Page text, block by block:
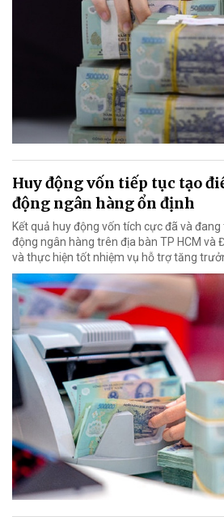
Huy động vốn tiếp tục tạo
động ngân hàng ổn định
Kết quả huy động vốn tích cực đã và
động ngân hàng trên địa bàn TP HCM và
và thực hiện tốt nhiệm vụ hỗ trợ tăng